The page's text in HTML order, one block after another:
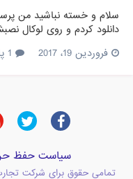
دانلود کردم و روی لوکال
قسمتی از قالب کم هست هر
فروردین 19، 2017
سیاست حفظ
تمامی حقوق برای شرکت